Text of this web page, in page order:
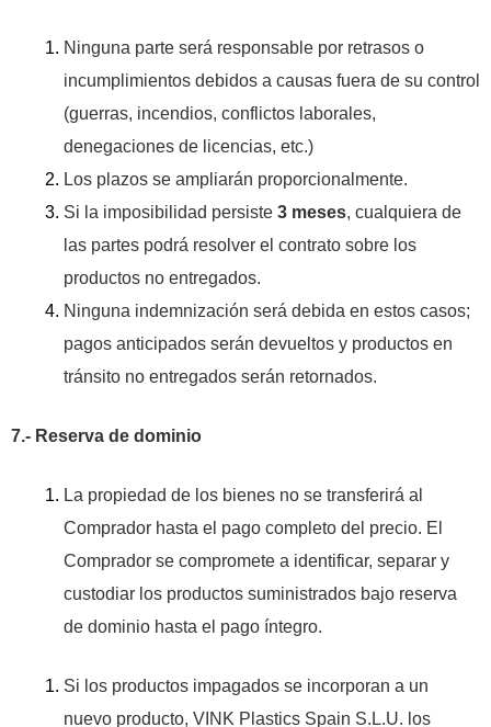
Ninguna parte será responsable por retrasos o
incumplimientos debidos a causas fuera de su control
(guerras, incendios, conflictos laborales,
denegaciones de licencias, etc.)
Los plazos se ampliarán proporcionalmente.
Si la imposibilidad persiste 3 meses, cualquiera de
las partes podrá resolver el contrato sobre los
productos no entregados.
Ninguna indemnización será debida en estos casos;
pagos anticipados serán devueltos y productos en
tránsito no entregados serán retornados.
7.- Reserva de dominio
La propiedad de los bienes no se transferirá al
Comprador hasta el pago completo del precio. El
Comprador se compromete a identificar, separar y
custodiar los productos suministrados bajo reserva
de dominio hasta el pago íntegro.
Si los productos impagados se incorporan a un
nuevo producto, VINK Plastics Spain S.L.U. los